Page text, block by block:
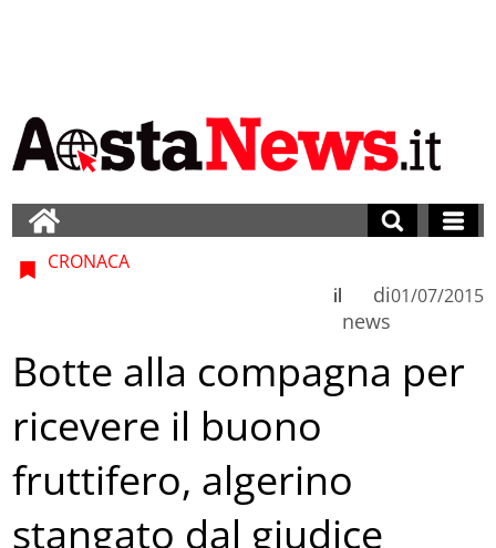
CRONACA
di
news
il 01/07/2015
Botte alla compagna per
ricevere il buono
fruttifero, algerino
stangato dal giudice